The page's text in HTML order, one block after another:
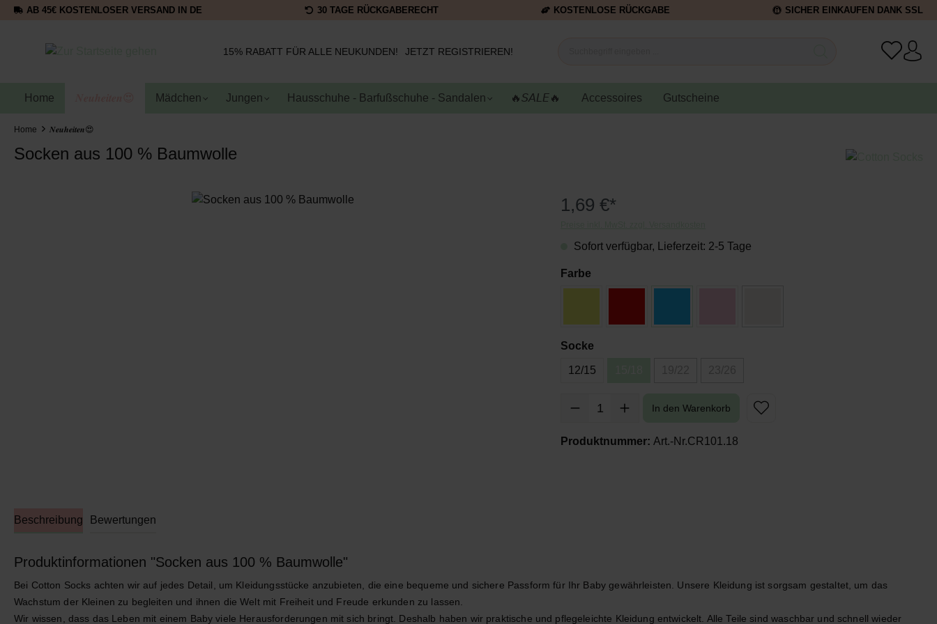
AB 45€ KOSTENLOSER VERSAND IN DE 30 TAGE RÜCKGABERECHT KOSTENLOSE RÜCKGABE SICHER EINKAUFEN DANK SSL
15% RABATT FÜR ALLE NEUKUNDEN! JETZT REGISTRIEREN!
Home Mädchen Jungen Hausschuhe - Barfußschuhe - Sandalen 🔥𝘚𝘈𝘓𝘌🔥 Accessoires Gutscheine
Home 𝑵𝒆𝒖𝒉𝒆𝒊𝒕𝒆𝒏😍
Socken aus 100 % Baumwolle
1,69 €*
Sofort verfügbar, Lieferzeit: 2-5 Tage
Farbe
Socke
12/15
In den Warenkorb
Produktnummer: Art.-Nr.CR101.18
Beschreibung Bewertungen
Produktinformationen "Socken aus 100 % Baumwolle"
Bei Cotton Socks achten wir auf jedes Detail, um Kleidungsstücke anzubieten, die eine bequeme und sichere Passform für Ihr Baby gewährleisten. Unsere Kleidung ist sorgsam gestaltet, um das
Wachstum der Kleinen zu begleiten und ihnen die Welt mit Freiheit und Freude erkunden zu lassen.
Wir wissen, dass das Leben mit einem Baby viele Herausforderungen mit sich bringt. Deshalb haben wir praktische und pflegeleichte Kleidung entwickelt. Alle Teile sind waschbar und schnell wieder